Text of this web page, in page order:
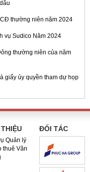
thường niên năm 2024
vụ Sudico Năm 2024
thường niên của năm
giấy ủy quyền tham dự họp
Quản lý
thuê Văn
ĐỐI TÁC